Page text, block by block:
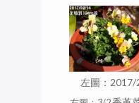
左圖：2017/